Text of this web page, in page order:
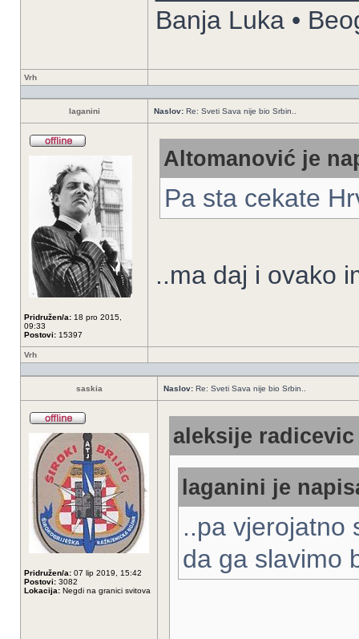
Banja Luka •
Vrh
laganini Naslov: Re: Sveti Sava nije bio Srbin..
Pridružen/a: 18 pro 2015,
09:33
Postovi: 15397
Altomanović je
Pa sta cekate
..ma daj i ovako
Vrh
saskia Naslov: Re: Sveti Sava nije bio Srbin..
Pridružen/a: 07 lip 2019, 15:42
Postovi: 3082
Lokacija: Negdi na granici svitova
aleksije
laganini je
..pa vjerojatno
da ga slavimo